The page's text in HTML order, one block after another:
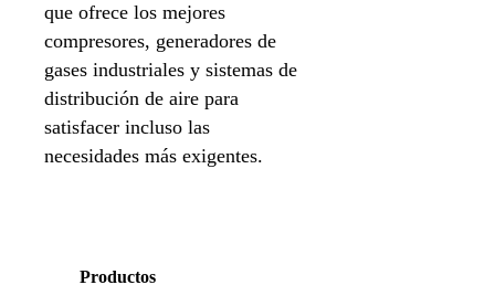
que ofrece los mejores
compresores, generadores de
gases industriales y sistemas de
distribución de aire para
satisfacer incluso las
necesidades más exigentes.
Productos